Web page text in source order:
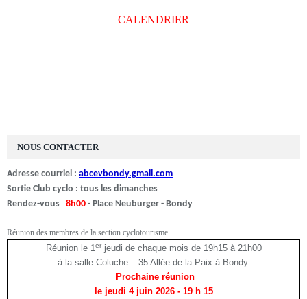
CALENDRIER
NOUS CONTACTER
Adresse courriel : abcevbondy.gmail.com
Sortie Club cyclo : tous les dimanches
Rendez-vous 8h00 - Place Neuburger - Bondy
Réunion des membres de la section cyclotourisme
Réunion le 1erjeudi de chaque mois de 19h15 à 21h00
à la salle Coluche – 35 Allée de la Paix à Bondy.
Prochaine réunion
le jeudi 4 juin 2026 - 19 h 15